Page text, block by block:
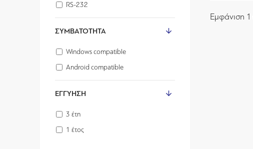
RS-232
ΣΥΜΒΑΤΌΤΗΤΑ
Windows compatible
Android compatible
ΕΓΓΎΗΣΗ
3 έτη
1 έτος
Εμφάνιση